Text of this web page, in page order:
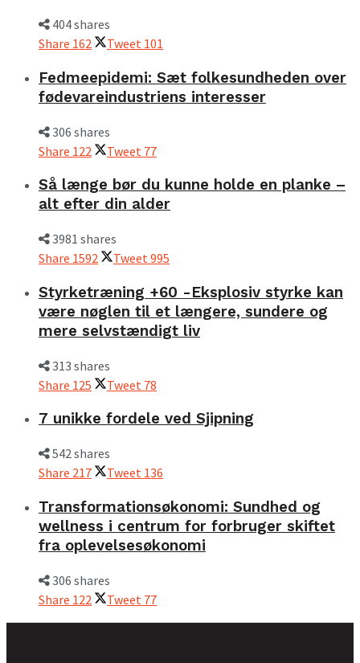
404 shares
Share 162 Tweet 101
Fedmeepidemi: Sæt folkesundheden over
fødevareindustriens interesser
306 shares
Share 122 Tweet 77
Så længe bør du kunne holde en planke –
alt efter din alder
3981 shares
Share 1592 Tweet995
Styrketræning +60 -Eksplosiv styrke kan
være nøglen til et længere, sundere og
mere selvstændigt liv
313 shares
Share 125 Tweet 78
7 unikke fordele ved Sjipning
542 shares
Share 217 Tweet 136
Transformationsøkonomi: Sundhed og
wellness i centrum for forbruger skiftet
fra oplevelsesøkonomi
306 shares
Share 122 Tweet 77